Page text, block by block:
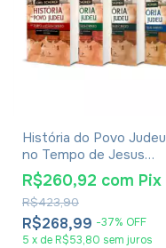
História do Povo Judeu
no Tempo de Jesus
Cristo - Emil Schürer -
Coleção Completa Vol. 1
ao 4
R$268,99 -37% OFF
R$423,90
R$260,92 com Pix
5 x de R$53,80 sem juros